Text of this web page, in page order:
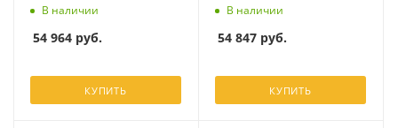
В наличии
54 964 руб.
КУПИТЬ
В наличии
54 847 руб.
КУПИТЬ